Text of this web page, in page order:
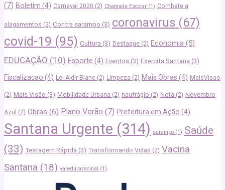
(7) Boletim (4) Carnaval 2020 (2) Chamada Escolar (1) Combate a
alagamentos (2) Contra sarampo (3) coronavirus (67)
covid-19 (95) Cultura (3) Destaque (2) Economia (5)
EDUCAÇÃO (10) Esporte (4) Eventos (3) Exercita Santana (3)
Fiscalizacao (4) Lei Aldir Blanc (2) Limpeza (2) Mais Obras (4) MaisVisao
(2) Mais Visão (3) Mobilidade Urbana (2) naufrágio (2) Nota (2) Novembro
Azul (2) Obras (6) Plano Verão (7) Prefeitura em Ação (4)
Santana Urgente (314) sarampo (1) Saúde
(33) Testagem Rápida (3) Transformando Vidas (2) Vacina
Santana (18) vareduravacinal (1)